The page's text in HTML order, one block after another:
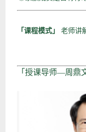
「课程模式」 老师讲
「授课导师—周鼎